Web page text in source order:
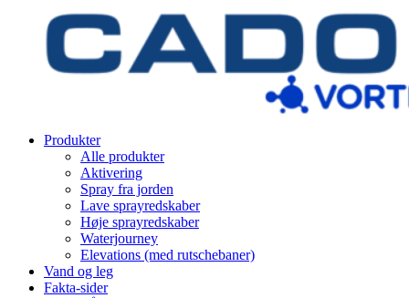
Produkter
Alle produkter
Aktivering
Spray fra jorden
Lave sprayredskaber
Høje sprayredskaber
Waterjourney
Elevations (med rutschebaner)
Vand og leg
Fakta-sider